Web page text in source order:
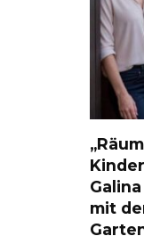
mit